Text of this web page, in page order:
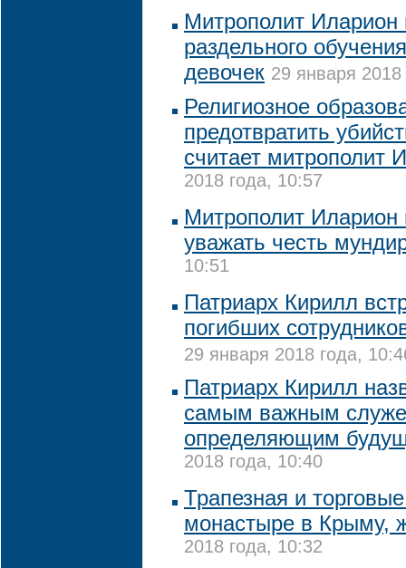
Митрополит Иларион
раздельного
девочек 29 января 2018
Религиозное
предотвратить
считает митрополит
2018 года, 10:57
Митрополит Иларион
уважать честь
10:51
Патриарх Кирилл
погибших
29 января 2018 года,
Патриарх Кирилл
самым важным
определяющим
2018 года, 10:40
Трапезная и
монастыре в Крыму,
2018 года, 10:32